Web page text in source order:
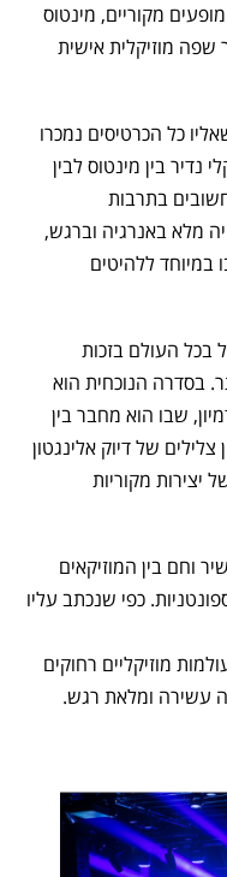
מקוריים, מינטוס
שפה מוזיקלית אישית
כל הכרטיסים נמכרו
בין מינטוס לבין
בתרבות
מלא באנרגיה וברגש,
במיוחד ללהיטים
בכל העולם בזכות
בסדרה הנוכחית הוא
שבו הוא מחבר בין
של דיוק אלינגטון
יצירות מקוריות
וחם בין המוזיקאים
כפי שנכתב עליו
מוזיקליים רחוקים
עשירה ומלאת רגש.